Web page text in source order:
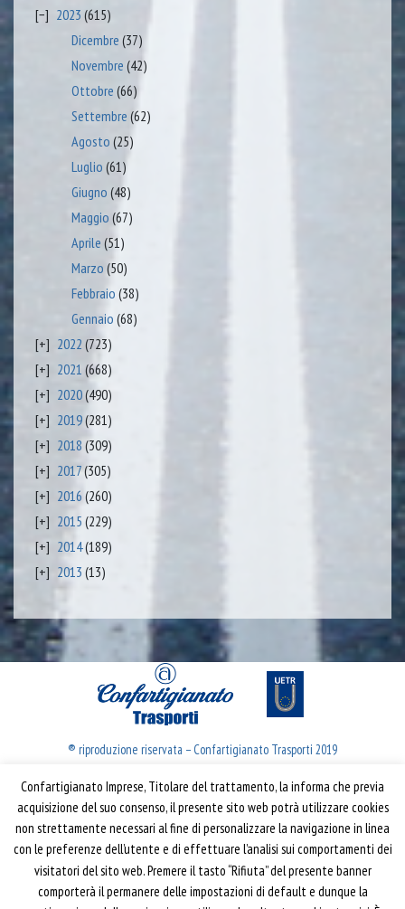
2023 (615)
Dicembre (37)
Novembre (42)
Ottobre (66)
Settembre (62)
Agosto (25)
Luglio (61)
Giugno (48)
Maggio (67)
Aprile (51)
Marzo (50)
Febbraio (38)
Gennaio (68)
2022 (723)
2021 (668)
2020(490)
2019(281)
2018 (309)
2017(305)
2016 (260)
2015 (229)
2014(189)
2013 (13)
® riproduzione riservata – Confartigianato Trasporti 2019
Confartigianato Trasporti
Via S. Giovanni in Laterano, 152 | 00184 Roma
T: 06 70374.275
trasporti@confartigianato.it
confartigianatotrasporti@pec.it
Confartigianato Imprese, Titolare del trattamento, la informa che previa
acquisizione del suo consenso, il presente sito web potrà utilizzare cookies
non strettamente necessari al fine di personalizzare la navigazione in linea
con le preferenze dell’utente e di effettuare l’analisi sui comportamenti dei
visitatori del sito web. Premere il tasto “Rifiuta” del presente banner
comporterà il permanere delle impostazioni di default e dunque la